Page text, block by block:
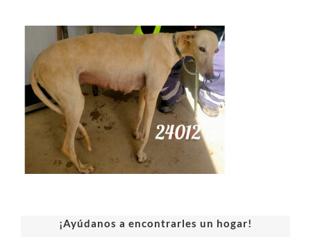
¡Ayúdanos a encontrarles un hogar!